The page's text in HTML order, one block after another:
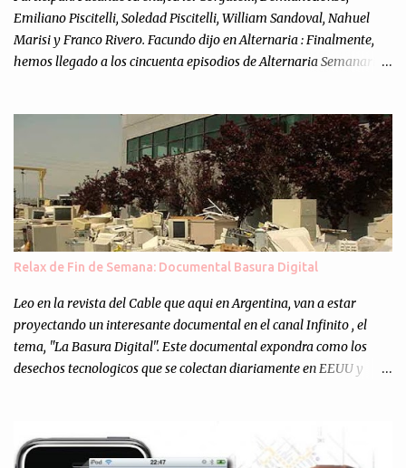
Emiliano Piscitelli, Soledad Piscitelli, William Sandoval, Nahuel
Marisi y Franco Rivero. Facundo dijo en Alternaria : Finalmente,
hemos llegado a los cincuenta episodios de Alternaria Semanario.
nuestra propia óptica: un punto de vista independiente e
informal.Para festejarlo, se nos ocurrió que estemos todos juntos; y
cuando digo "todos" me refiero a toda la gente que alguna vez
participó en el semanario como panelista, y a ustedes. Por eso se
nos ocurrió la idea de emitir video en vivo. La tarea no fué facil,
hubo que coordinar horarios, preparar el estudio, configurar
muchos programejos y hacer muchas pruebas. ¿El resultado?
Totalmente inesperado. Mas de 200 personas en vivo
escuchándonos y viendo como grabamos el semanario es, para mi
personalmente, un éxito y un logro sin precedentes. Sinceram...
Relax de Fin de Semana: Documental Basura Digital
Leo en la revista del Cable que aqui en Argentina, van a estar
proyectando un interesante documental en el canal Infinito , el
tema, "La Basura Digital". Este documental expondra como los
desechos tecnologicos que se colectan diariamente en EEUU y
Asi, todos los residuos sonincinerados produciendo lo que los
ambientalistas llaman "La Pesadilla de la Edad Cibernetica". La